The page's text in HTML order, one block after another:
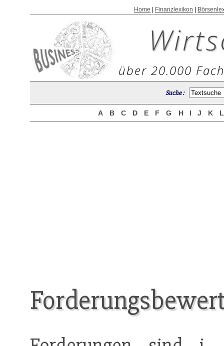
Home Finanzlexikon
über 20.000
Suche :
A B C D E F G H I J K